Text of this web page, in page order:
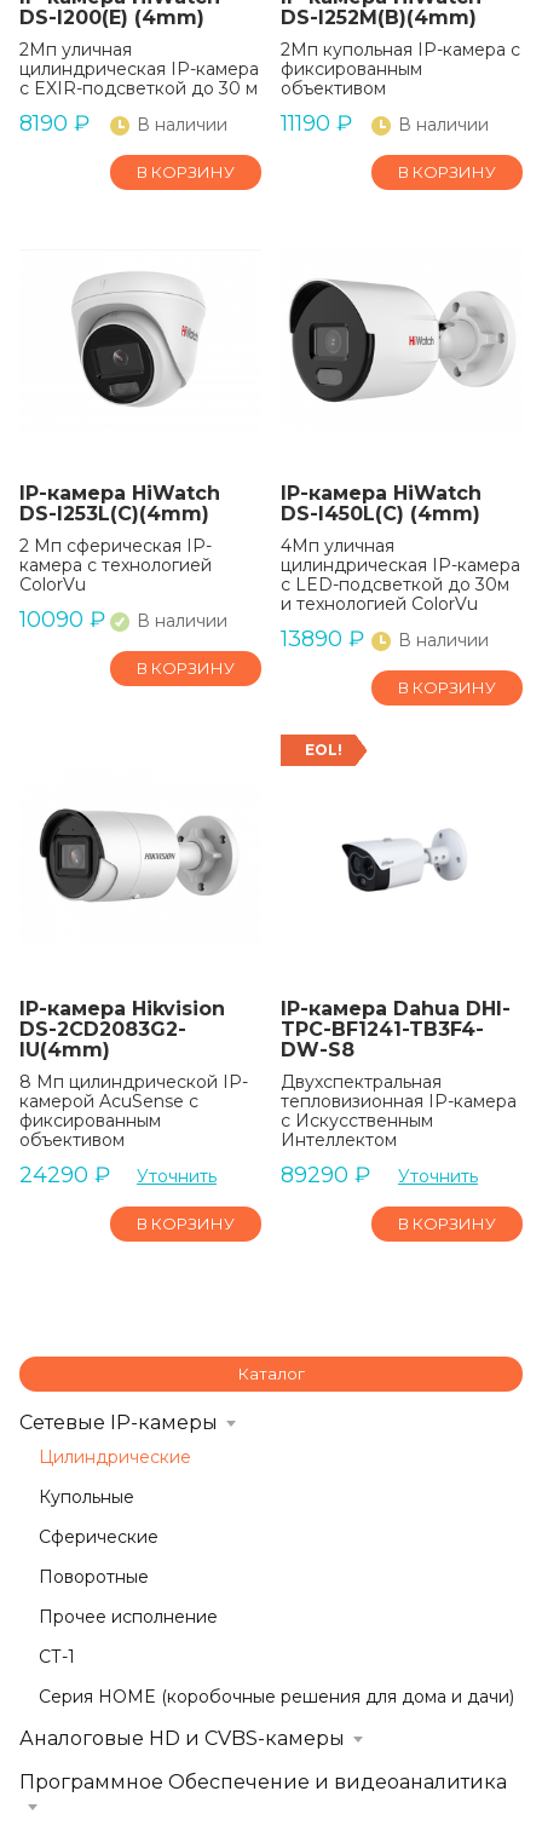
DS-I200(E) (4mm)
2Мп уличная
цилиндрическая IP-камера
с EXIR-подсветкой до 30 м
8190 ₽ В наличии
В КОРЗИНУ
DS-I252M(B)(4mm)
2Мп купольная IP-камера с
фиксированным
объективом
11190 ₽ В наличии
В КОРЗИНУ
IP-камера HiWatch
DS-I253L(C)(4mm)
2 Мп сферическая IP-
камера с технологией
ColorVu
10090 ₽ В наличии
В КОРЗИНУ
IP-камера HiWatch
DS-I450L(C) (4mm)
4Мп уличная
цилиндрическая IP-камера
с LED-подсветкой до 30м
и технологией ColorVu
13890 ₽ В наличии
В КОРЗИНУ
IP-камера Hikvision
DS-2CD2083G2-
IU(4mm)
8 Мп цилиндрической IP-
камерой AcuSense с
фиксированным
объективом
24290 ₽ Уточнить
В КОРЗИНУ
EOL!
IP-камера Dahua DHI-
TPC-BF1241-TB3F4-
DW-S8
Двухспектральная
тепловизионная IP-камера
с Искусственным
Интеллектом
89290 ₽ Уточнить
В КОРЗИНУ
Каталог
Сетевые IP-камеры
Цилиндрические
Купольные
Сферические
Поворотные
Прочее исполнение
СТ-1
Серия HOME (коробочные решения для дома и дачи)
Аналоговые HD и CVBS-камеры
Программное Обеспечение и видеоаналитика